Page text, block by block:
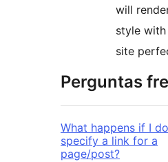
will
style
site
Perguntas
What happens if I
specify a link for a
page/post?